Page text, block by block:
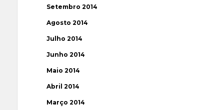
Setembro 2014
Agosto 2014
Julho 2014
Junho 2014
Maio 2014
Abril 2014
Março 2014